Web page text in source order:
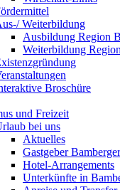
Weiterbildung
Ausbildung Region
Weiterbildung
Broschüre
und Freizeit
bei uns
Aktuelles
Gastgeber
Hotel-Arrangements
Unterkünfte in